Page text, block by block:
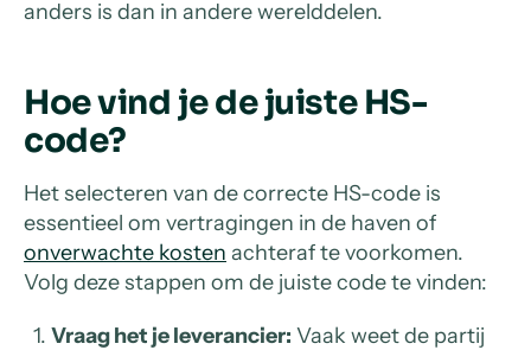
anders is dan in andere werelddelen.
Hoe vind je de juiste HS-
code?
Het selecteren van de correcte HS-code is
essentieel om vertragingen in de haven of
onverwachte kosten achteraf te voorkomen.
Volg deze stappen om de juiste code te vinden:
Vraag het je leverancier: Vaak weet de partij